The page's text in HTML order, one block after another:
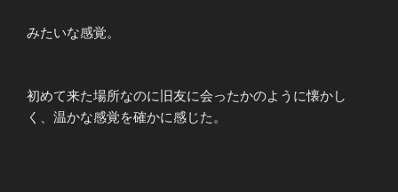
みたいな感覚。
初めて来た場所なのに旧友に会ったかのように懐かし
く、温かな感覚を確かに感じた。